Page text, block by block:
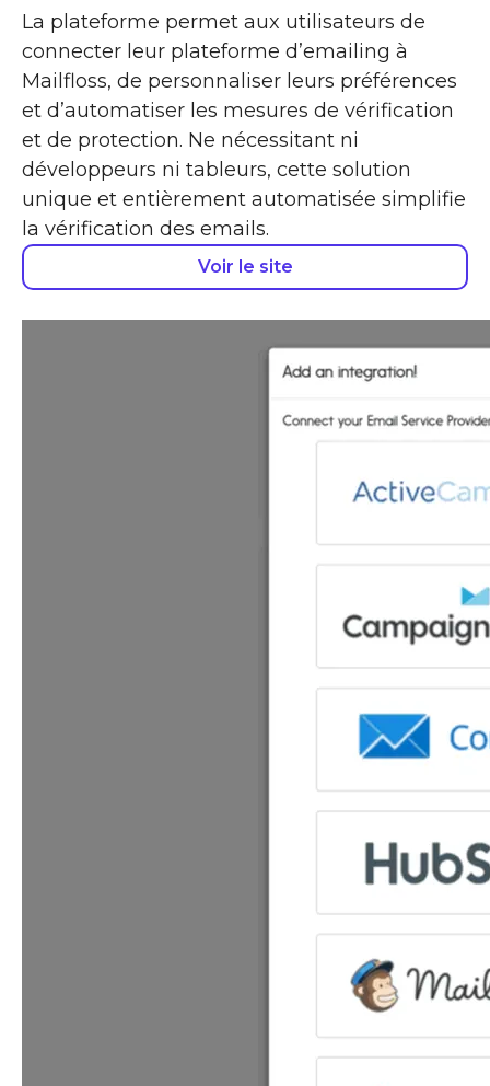
La plateforme permet aux utilisateurs de
connecter leur plateforme d’emailing à
Mailfloss, de personnaliser leurs préférences
et d’automatiser les mesures de vérification
et de protection. Ne nécessitant ni
développeurs ni tableurs, cette solution
unique et entièrement automatisée simplifie
la vérification des emails.
Voir le site